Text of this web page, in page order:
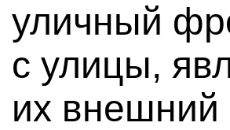
уличный
с улицы,
их внешний